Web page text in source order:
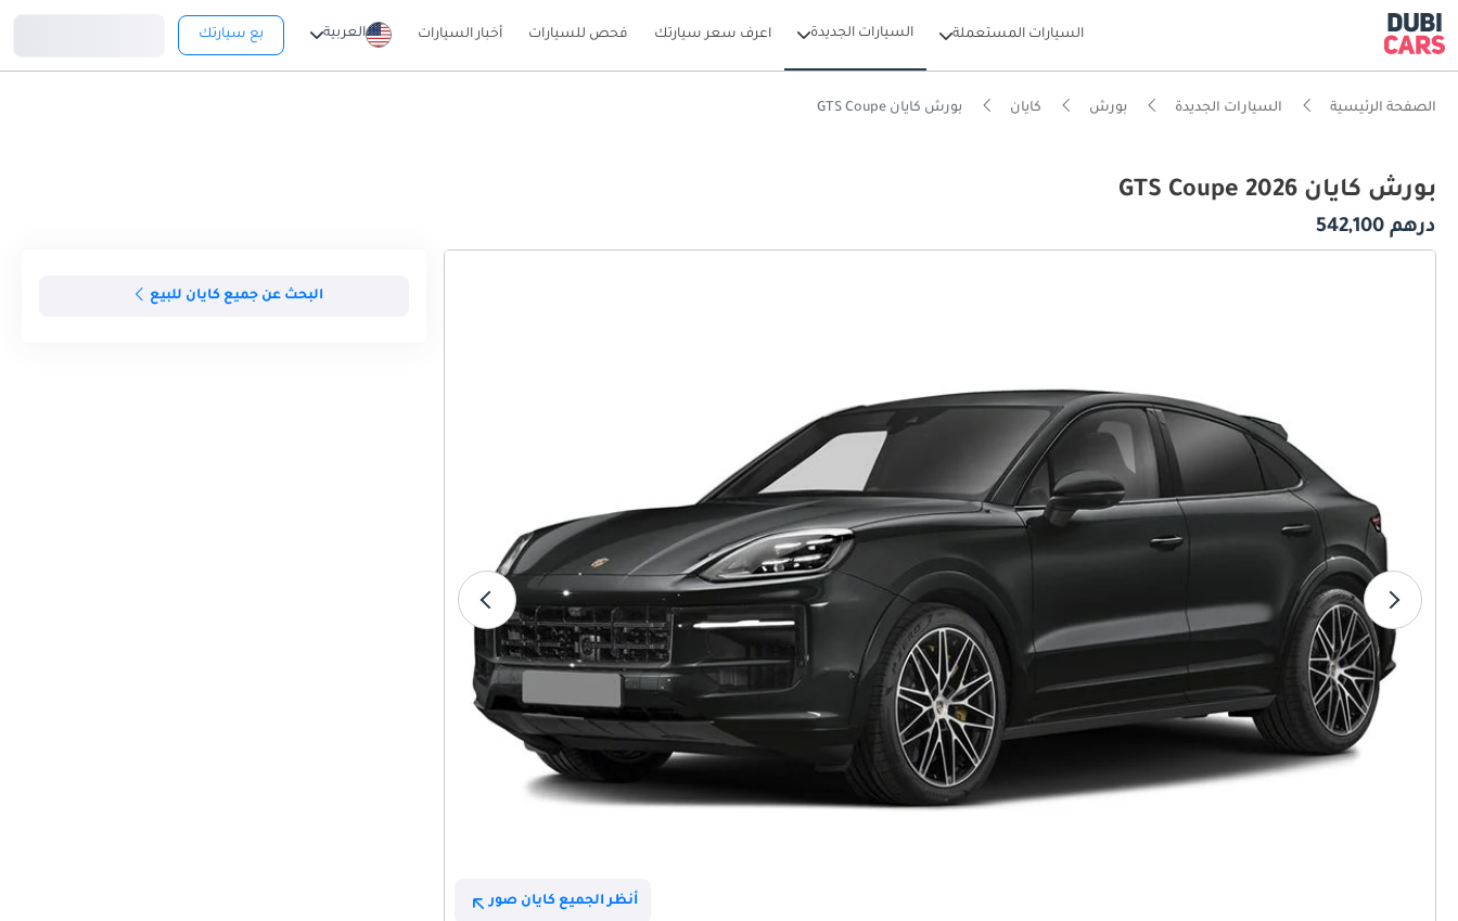
السيارات المستعملة السيارات الجديدة اعرف سعر سيارتك فحص للسيارات أخبار السيارات العربية بع سيارتك
الصفحة الرئيسية السيارات الجديدة بورش كايان بورش كايان GTS Coupe
بورش كايان GTS Coupe 2026
درهم 542,100
أنظر الجميع كايان صور
البحث عن جميع كايان للبيع